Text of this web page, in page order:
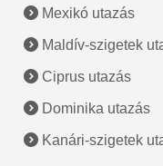
Mexikó utazás
Maldív-szigetek
Ciprus utazás
Dominika utazás
Kanári-szigetek